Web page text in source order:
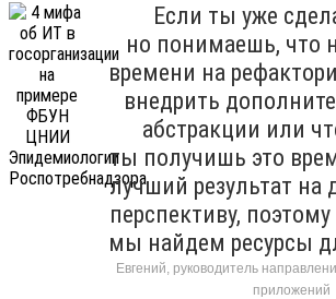
Если ты уже
но понимаешь, что
времени на
внедрить
абстракции или
ты получишь это
лучший результат на
перспективу,
мы найдем ресурсы
Евгений, руководитель
приложений